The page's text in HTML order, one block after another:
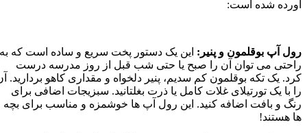
آورده شده است:
رول آپ بوقلمون و پنیر: این یک دستور پخت سریع و ساده است که به
راحتی می توان آن را صبح یا حتی شب قبل از روز مدرسه درست
کرد. یک تکه بوقلمون کم سدیم، پنیر دلخواه و مقداری کاهو بردارید.
را با یک تورتیلای غلات کامل یا ذرت بغلتانید. سبزیجات اضافی برای
رنگ و بافت اضافه کنید. این رول آپ ها خوشمزه و مناسب برای بچه
ها هستند!